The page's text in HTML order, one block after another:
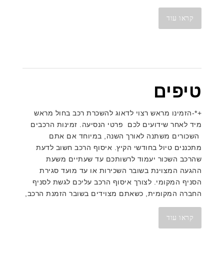
קראו עוד
טיפים
+*-הזמינו מראש רצוי לדאוג להשכרת רכב בחול מראש
מיד לאחר שידועים לכם פרטי הנסיעה. זמינות הרכבים
השכורים משתנה לאורך השנה, במיוחד אם אתם
מתכננים טיול בחודשי הקיץ. איסוף הרכב חשוב לדעת
שהרכב השכור יעמוד לרשותכם עד שעתיים משעת
ההגעה המצוינת בשובר השכירות או עד מועד סגירת
הסניף המקומי. לצורך איסוף הרכב עליכם לגשת לסניף
החברה המקומית, כשאתם מצוידים בשובר הזמנת הרכב,
קראו עוד